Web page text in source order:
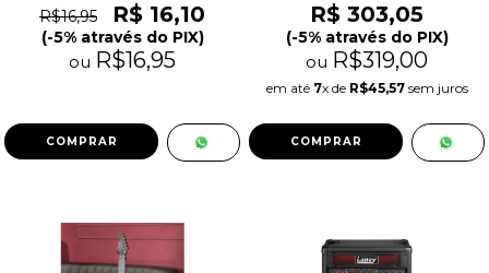
R$16,95 R$ 16,10
(-5% através do PIX)
ou R$16,95
R$ 303,05
(-5% através do PIX)
ou R$319,00
em até 7x de R$45,57sem juros